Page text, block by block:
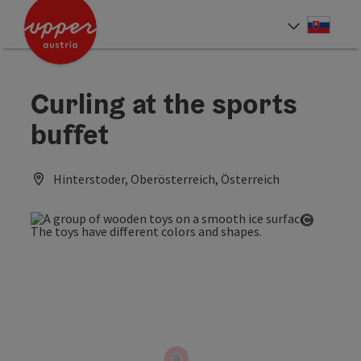
Accesskey
Accesskey
Curling at the sports
buffet
Hinterstoder, Oberösterreich, Österreich